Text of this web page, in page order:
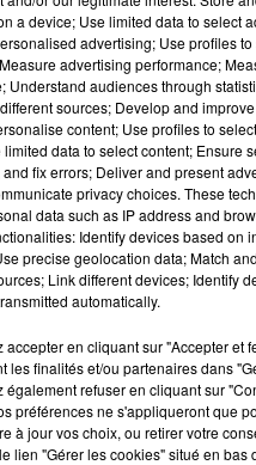
robinets
6 août 2026
Tags antisémites à
Catherine
6 août 2026
Au zoo de Mulhouse
avec les flamants
a device; Use limited data to select
advertising; Use profiles
advertising performance;
Understand audiences through
sources; Develop and
content; Use profiles to
data to select content; Ensure
fix errors; Deliver and present
privacy choices. These
data such as IP address and
Identify devices based on
precise geolocation data; Match
Link different devices; Identify
automatically.
accepter en cliquant sur "Accepter et
les finalités et/ou partenaires dans
également refuser en cliquant sur
préférences ne s'appliqueront que
à jour vos choix, ou retirer votre
lien "Gérer les cookies" situé en bas